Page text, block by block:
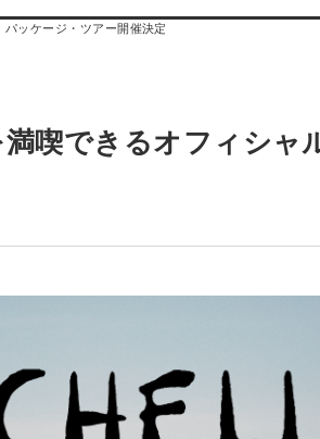
ッケージ・ツアー開催決定
喫できるオフィシャ